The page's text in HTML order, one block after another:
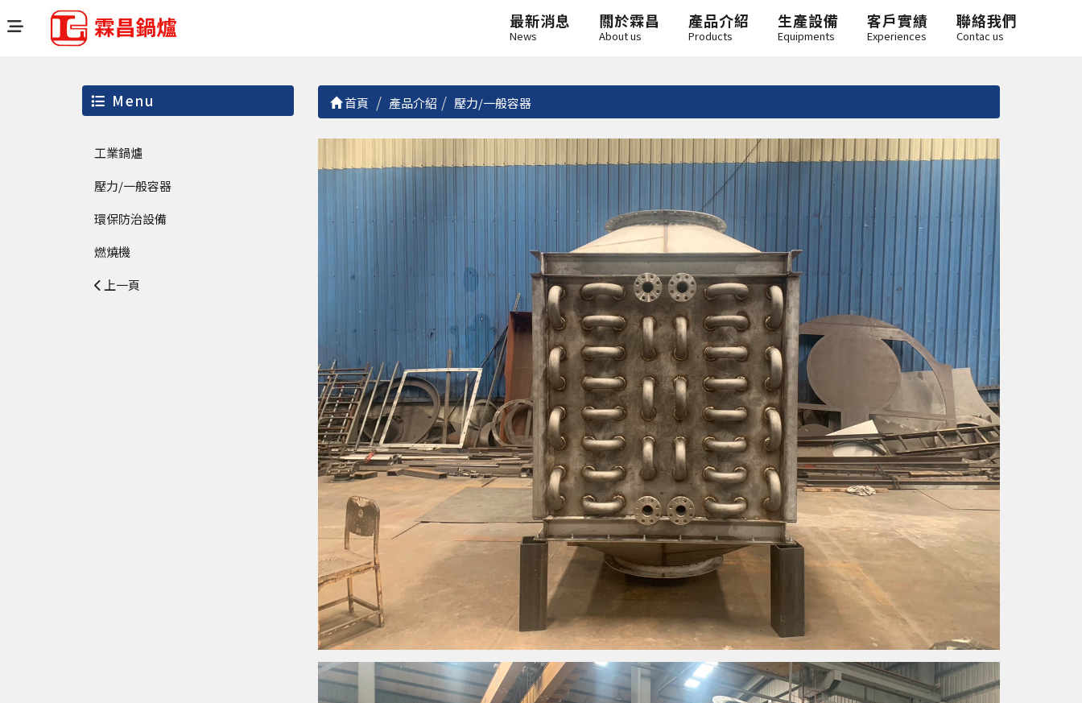
最新消息
News
關於霖昌
About us
產品介紹
Products
生產設備
Equipments
客戶實績
Experiences
聯絡我們
Contac us
Menu
工業鍋爐
壓力/一般容器
環保防治設備
燃燒機
上一頁
首頁 產品介紹 壓力/一般容器